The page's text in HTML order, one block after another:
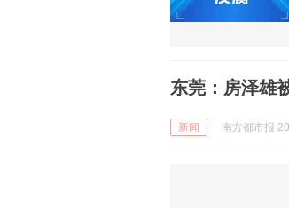
东莞：房泽雄
新闻 南方都市报